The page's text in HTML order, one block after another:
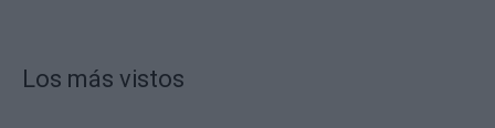
Los más vistos